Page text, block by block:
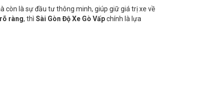
còn là sự đầu tư thông minh, giúp giữ giá trị xe về
ràng, thì Sài Gòn Độ Xe Gò Vấpchính là lựa